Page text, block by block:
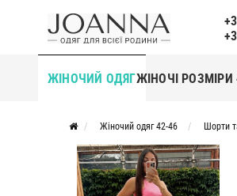
ЖІНОЧИЙ ОДЯГЖІНОЧІ РОЗМІРИ
Жіночий одяг 42-46 Шорти